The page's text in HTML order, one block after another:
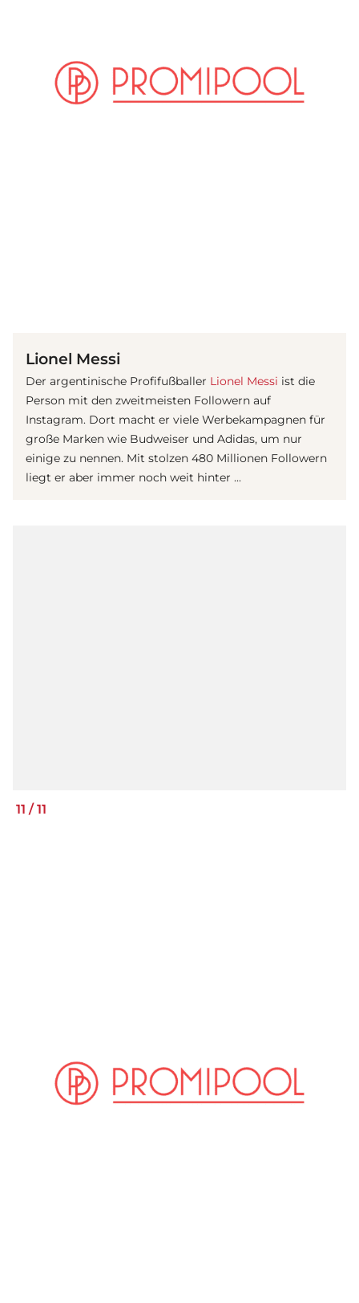
Lionel Messi
Der argentinische Profifußballer Lionel Messi ist die
Person mit den zweitmeisten Followern auf
Instagram. Dort macht er viele Werbekampagnen für
große Marken wie Budweiser und Adidas, um nur
einige zu nennen. Mit stolzen 480 Millionen Followern
liegt er aber immer noch weit hinter ...
11 /11